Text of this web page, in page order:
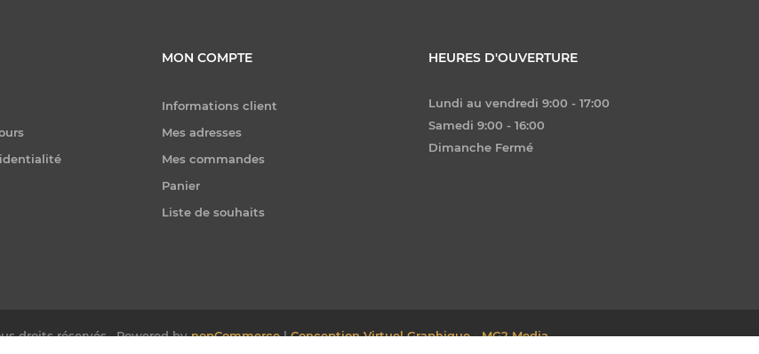
MON COMPTE
Informations client
Mes adresses
Mes commandes
Panier
Liste de souhaits
HEURES D'OUVERTURE
Lundi au vendredi 9:00 - 17:00
Samedi 9:00 - 16:00
Dimanche Fermé
droits réservés.Powered bynopCommerce|Conception Virtuel Graphique - MG2 Media